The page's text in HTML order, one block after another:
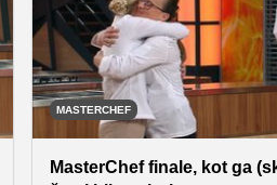
zmagovalkin iskren odziv in
po zmagi ter spoznali njene
Poleg tega smo poklepetali
sodniki, ki so se ozrli na
skozi tekmovanje in
letošnjo sezono.
MASTERCHEF
MasterChef finale, kot ga